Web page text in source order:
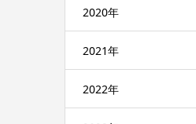
2020年
2021年
2022年